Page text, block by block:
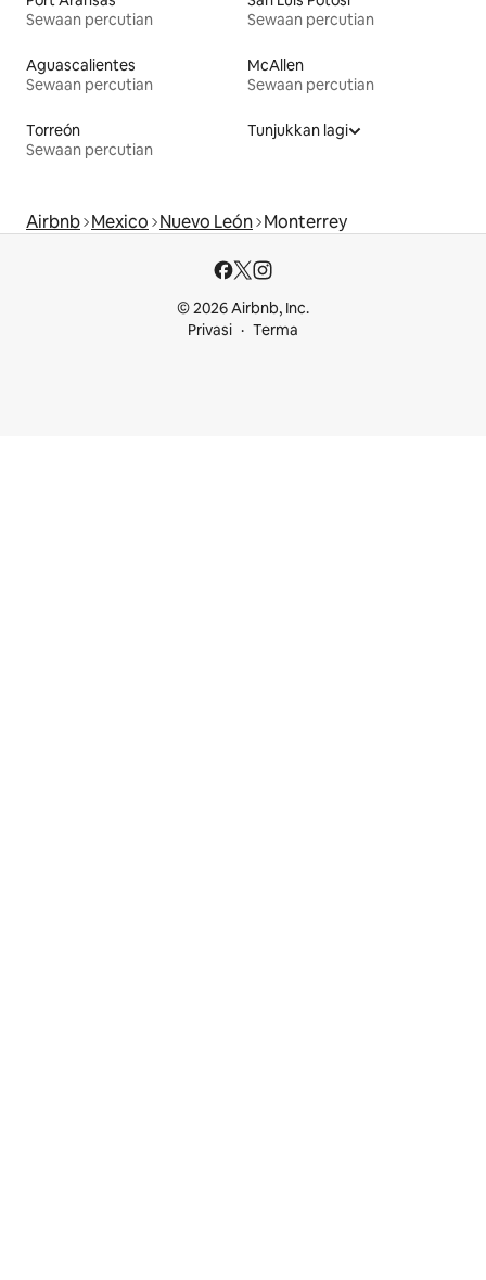
Sewaan percutian
Sewaan percutian
Aguascalientes
Sewaan percutian
McAllen
Sewaan percutian
Torreón
Sewaan percutian
Tunjukkan lagi
Airbnb Mexico Nuevo León Monterrey
© 2026 Airbnb, Inc.
Privasi
Terma